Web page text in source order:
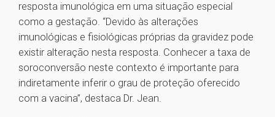
resposta imunológica em uma situação especial
como a gestação. “Devido às alterações
imunológicas e fisiológicas próprias da gravidez pode
existir alteração nesta resposta. Conhecer a taxa de
soroconversão neste contexto é importante para
indiretamente inferir o grau de proteção oferecido
com a vacina”, destaca Dr. Jean.